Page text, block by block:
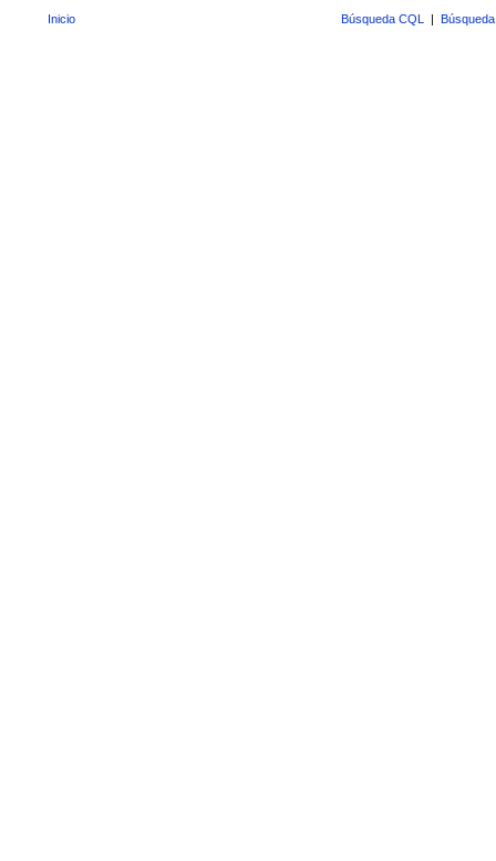
Inicio Búsqueda CQL